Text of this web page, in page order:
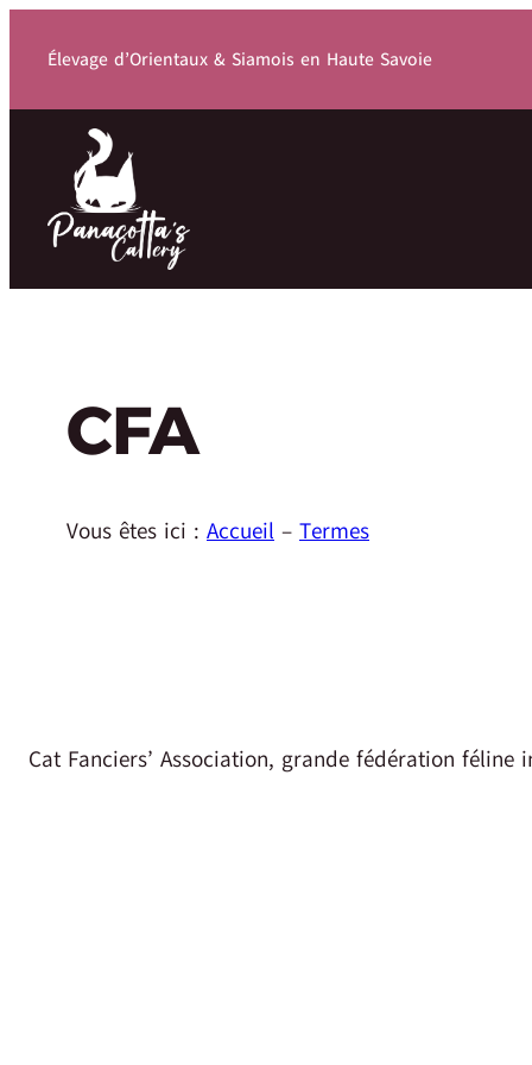
Élevage d’Orientaux & Siamois en Haute Savoie
CFA
Vous êtes ici : Accueil – Termes
Cat Fanciers’ Association, grande fédération féline